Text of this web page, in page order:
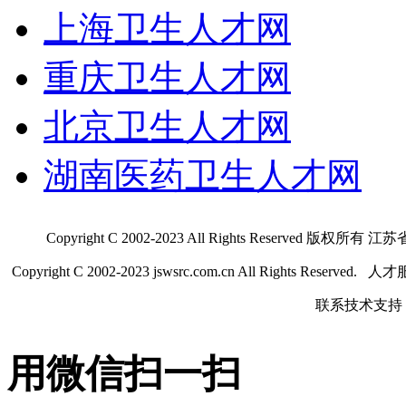
上海卫生人才网
重庆卫生人才网
北京卫生人才网
湖南医药卫生人才网
Copyright C 2002-2023 All Rights Reserved 版权所有
Copyright C 2002-2023 jswsrc.com.cn All Rights Reserved. 人
联系技术支持
用微信扫一扫